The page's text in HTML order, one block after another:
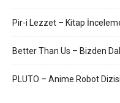
Pir-i Lezzet – Kitap
Better Than Us – Bizden
PLUTO – Anime Robot Dizisi